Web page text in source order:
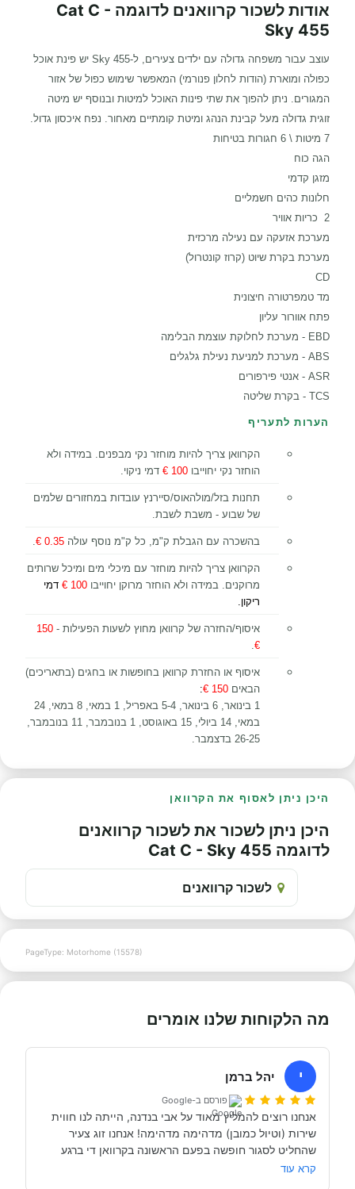
אודות לשכור קרוואנים לדוגמה Cat C -
Sky 455
עוצב עבור משפחה גדולה עם ילדים צעירים, ל-455 Sky יש פינת אוכל
כפולה ומוארת (הודות לחלון פנורמי) המאפשר שימוש כפול של אזור
המגורים. ניתן להפוך את שתי פינות האוכל למיטות ובנוסף יש מיטה
זוגית גדולה מעל קבינת הנהג ומיטת קומתיים מאחור. נפח איכסון גדול.
7 מיטות \ 6 חגורות בטיחות
הגה כוח
מזגן קדמי
חלונות כהים חשמליים
2 כריות אוויר
מערכת אזעקה עם נעילה מרכזית
מערכת בקרת שיוט (קרוז קונטרול)
CD
מד טמפרטורה חיצונית
פתח אוורור עליון
EBD - מערכת לחלוקת עוצמת הבלימה
ABS -
מערכת למניעת נעילת גלגלים
ASR - אנטי פירפורים
TCS - בקרת שליטה
הערות לתעריף
הקרוואן צריך להיות מוחזר נקי מבפנים. במידה ולא
הוחזר נקי יחוייבו
דמי ניקוי.
תחנות בזל/מולהאוס/סיירנץ עובדות במחזורים שלמים
של שבוע - משבת לשבת.
בהשכרה עם הגבלת ק"מ, כל ק"מ נוסף עולה 0.35 €
.
הקרוואן צריך להיות מוחזר עם מיכלי מים ומיכל שרותים
מרוקנים. במידה ולא הוחזר מרוקן יחוייבו
דמי
ריקון.
איסוף/החזרה של קרוואן מחוץ לשעות הפעילות - 150
€
.
איסוף או החזרת קרוואן בחופשות או בחגים (בתאריכים)
הבאים 150 €
:
1 בינואר, 6 בינואר, 5-4 באפריל, 1 במאי, 8 במאי, 24
במאי, 14 ביולי, 15 באוגוסט, 1 בנובמבר, 11 בנובמבר,
26-25 בדצמבר.
היכן ניתן לאסוף את הקרוואן
היכן ניתן לשכור את לשכור קרוואנים
לדוגמה Cat C - Sky 455
לשכור קרוואנים
PageType: Motorhome (15578)
מה הלקוחות שלנו אומרים
י יהל ברמן
פורסם ב-Google
קרא עוד